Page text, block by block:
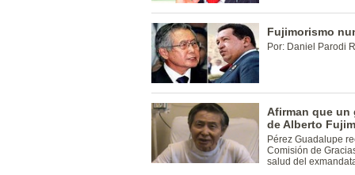
Fujimorismo
Por: Daniel Parodi
Afirman que un
de Alberto
Pérez Guadalupe
Comisión de
salud del